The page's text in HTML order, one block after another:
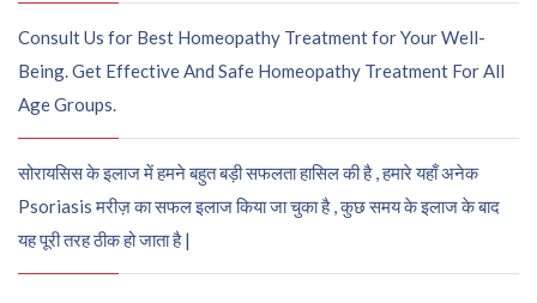
Consult Us for Best Homeopathy Treatment for Your Well-
Being. Get Effective And Safe Homeopathy Treatment For All
Age Groups.
सोरायसिस के इलाज में हमने बहुत बड़ी सफलता हासिल की है , हमारे यहाँ अनेक
Psoriasis मरीज़ का सफल इलाज किया जा चुका है , कुछ समय के इलाज के बाद
यह पूरी तरह ठीक हो जाता है |